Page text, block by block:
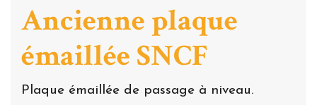
Ancienne plaque
émaillée SNCF
Plaque émaillée de passage à niveau.